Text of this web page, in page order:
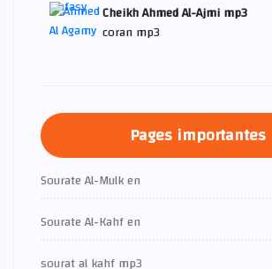
Cheikh Ahmed Al-Ajmi mp3
coran mp3
Pages importantes
Sourate Al-Mulk en
Sourate Al-Kahf en
sourat al kahf mp3